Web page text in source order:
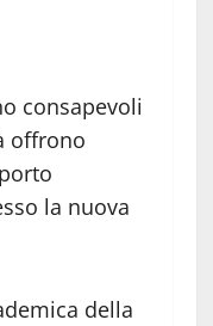
consapevoli
offrono
la nuova
della